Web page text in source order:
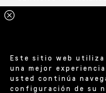
Este sitio web utiliza
una mejor
usted continúa
configuración de su